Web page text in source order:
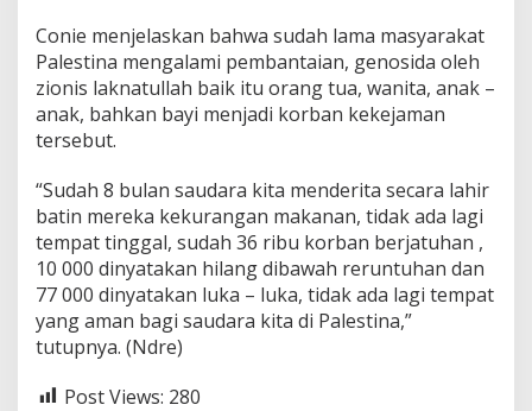
Conie menjelaskan bahwa sudah lama masyarakat
Palestina mengalami pembantaian, genosida oleh
zionis laknatullah baik itu orang tua, wanita, anak –
anak, bahkan bayi menjadi korban kekejaman
tersebut.
“Sudah 8 bulan saudara kita menderita secara lahir
batin mereka kekurangan makanan, tidak ada lagi
tempat tinggal, sudah 36 ribu korban berjatuhan ,
10 000 dinyatakan hilang dibawah reruntuhan dan
77 000 dinyatakan luka – luka, tidak ada lagi tempat
yang aman bagi saudara kita di Palestina,”
tutupnya. (Ndre)
Post Views: 280